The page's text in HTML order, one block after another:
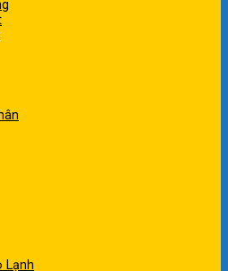
Lạnh